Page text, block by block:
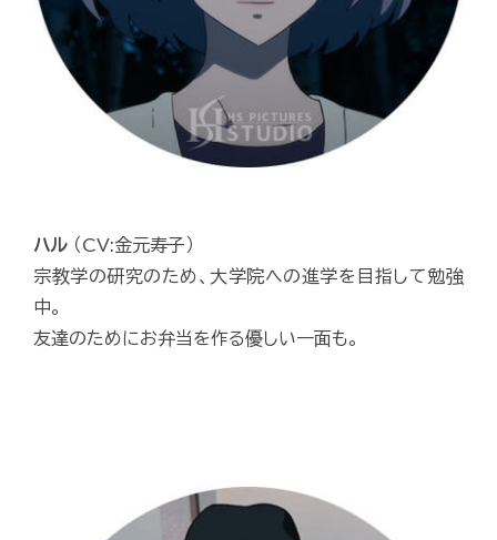
ハル （CV:金元寿子）
宗教学の研究のため、大学院への進学を目指して勉強
中。
友達のためにお弁当を作る優しい一面も。